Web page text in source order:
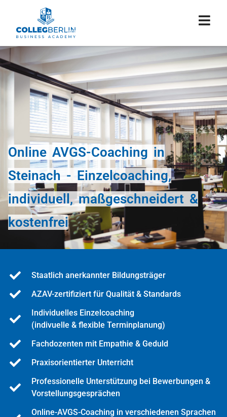
Online AVGS-Coaching in
Steinach - Einzelcoaching,
individuell, maßgeschneidert &
kostenfrei
Staatlich anerkannter Bildungsträger
AZAV-zertifiziert für Qualität & Standards
Individuelles Einzelcoaching
(indivuelle & flexible Terminplanung)
Fachdozenten mit Empathie & Geduld
Praxisorientierter Unterricht
Professionelle Unterstützung bei Bewerbungen &
Vorstellungsgesprächen
Online-AVGS-Coaching in verschiedenen Sprachen